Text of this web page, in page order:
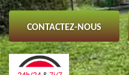
CONTACTEZ-NOUS